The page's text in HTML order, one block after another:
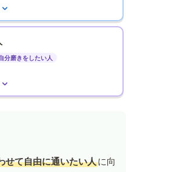
分磨きをしたい人
せて自由に通いたい人に向